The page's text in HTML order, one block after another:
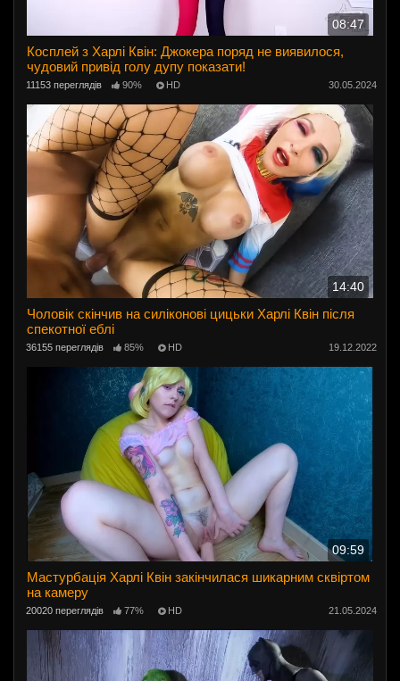
08:47
Косплей з Харлі Квін: Джокера поряд не виявилося,
чудовий привід голу дупу показати!
11153 переглядів 90% HD 30.05.2024
14:40
Чоловік скінчив на силіконові цицьки Харлі Квін після
спекотної еблі
36155 переглядів 85% HD 19.12.2022
09:59
Мастурбація Харлі Квін закінчилася шикарним сквіртом
на камеру
20020 переглядів 77% HD 21.05.2024